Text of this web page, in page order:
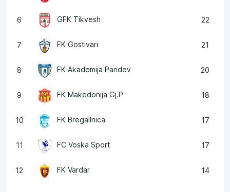
6 GFK Tikvesh 22
7 FK Gostivari 21
8 FK Akademija Pandev 20
9 FK Makedonija Gj.P 18
10 FK Bregallnica 17
11 FC Voska Sport 17
12 FK Vardar 14